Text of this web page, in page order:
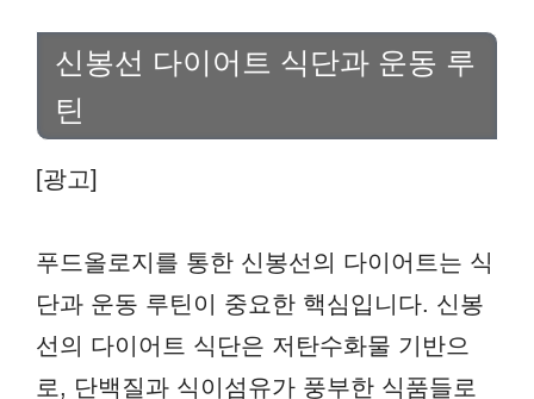
신봉선 다이어트 식단과 운동 루
틴
[광고]
푸드올로지를 통한 신봉선의 다이어트는 식
단과 운동 루틴이 중요한 핵심입니다. 신봉
선의 다이어트 식단은 저탄수화물 기반으
로, 단백질과 식이섬유가 풍부한 식품들로